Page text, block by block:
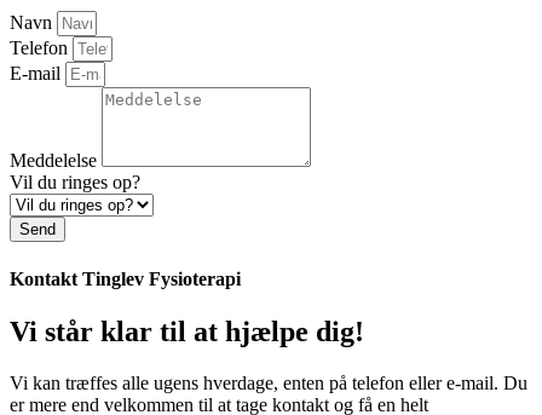
Navn
Telefon
E-mail
Meddelelse
Vil du ringes op?
Send
Kontakt Tinglev Fysioterapi
Vi står klar til at hjælpe dig!
Vi kan træffes alle ugens hverdage, enten på telefon eller e-mail. Du
er mere end velkommen til at tage kontakt og få en helt